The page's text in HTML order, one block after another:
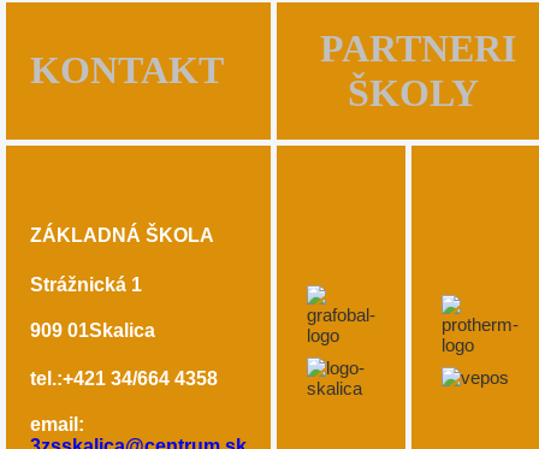
KONTAKT
PARTNERI
ŠKOLY
ZÁKLADNÁ ŠKOLA
Strážnická 1
909 01Skalica
tel.:+421 34/664 4358
email: